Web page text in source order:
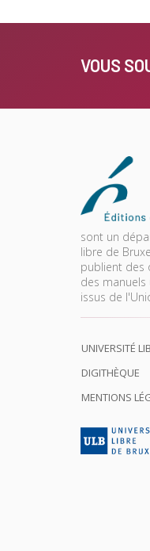
VOUS
sont un
libre de
publient des
des manuels
issus de
UNIVERSITÉ
DIGITHÈQUE
MENTIONS